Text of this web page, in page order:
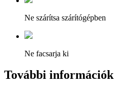
Ne szárítsa szárítógépben
Ne facsarja ki
További információk